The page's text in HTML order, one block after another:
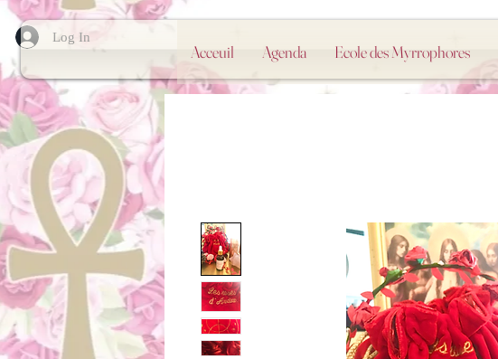
Log In
Acceuil Agenda Ecole des Myrrophores